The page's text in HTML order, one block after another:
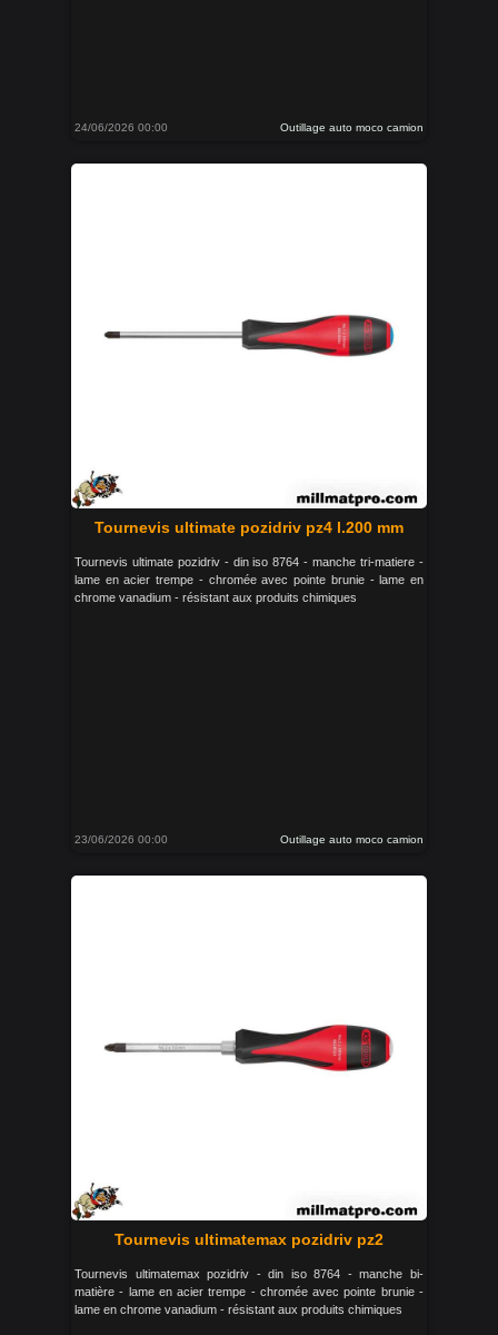
24/06/2026 00:00 Outillage auto moco camion
Tournevis ultimate pozidriv pz4 l.200 mm
Tournevis ultimate pozidriv - din iso 8764 - manche tri-matiere -
lame en acier trempe - chromée avec pointe brunie - lame en
chrome vanadium - résistant aux produits chimiques
23/06/2026 00:00 Outillage auto moco camion
Tournevis ultimatemax pozidriv pz2
Tournevis ultimatemax pozidriv - din iso 8764 - manche bi-
matière - lame en acier trempe - chromée avec pointe brunie -
lame en chrome vanadium - résistant aux produits chimiques